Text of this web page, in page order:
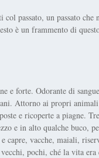
passato, un passato
è un frammento di
e forte. Odorante di
Attorno ai propri
e ricoperte a piagne.
e in alto qualche buco,
capre, vacche, maiali,
pochi, ché la vita